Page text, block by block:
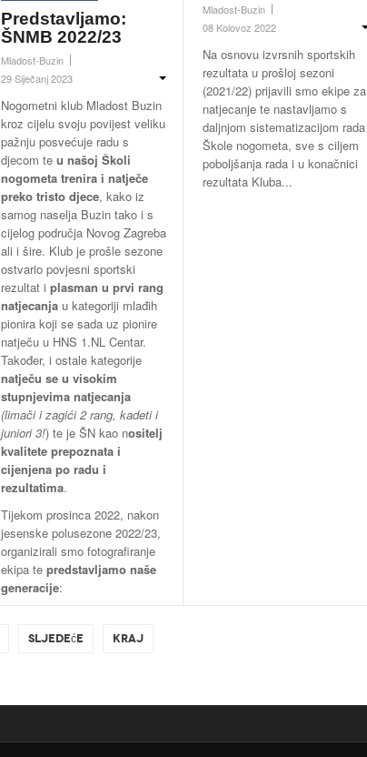
Predstavljamo:
ŠNMB 2022/23
Mladost-Buzin
29 Siječanj 2023
Nogometni klub Mladost Buzin
kroz cijelu svoju povijest veliku
pažnju posvećuje radu s
djecom te u našoj Školi
nogometa trenira i natječe
preko tristo djece, kako iz
samog naselja Buzin tako i s
cijelog područja Novog Zagreba
ali i šire. Klub je prošle sezone
ostvario povjesni sportski
rezultat i plasman u prvi rang
natjecanjau kategoriji mlađih
pionira koji se sada uz pionire
natječu u HNS 1.NL Centar.
Također, i ostale kategorije
natječu se u visokim
stupnjevima natjecanja
(limači i zagići 2 rang, kadeti i
juniori 3!) te je ŠN kao nositelj
kvalitete prepoznata i
cijenjena po radu i
rezultatima.
Tijekom prosinca 2022, nakon
jesenske polusezone 2022/23,
organizirali smo fotografiranje
ekipa te predstavljamo naše
generacije:
Mladost-Buzin
08 Kolovoz 2022
Na osnovu izvrsnih sportskih
rezultata u prošloj sezoni
(2021/22) prijavili smo ekipe za
natjecanje te nastavljamo s
daljnjom sistematizacijom rada
Škole nogometa, sve s ciljem
poboljšanja rada i u konačnici
rezultata Kluba...
Sljedeće Kraj